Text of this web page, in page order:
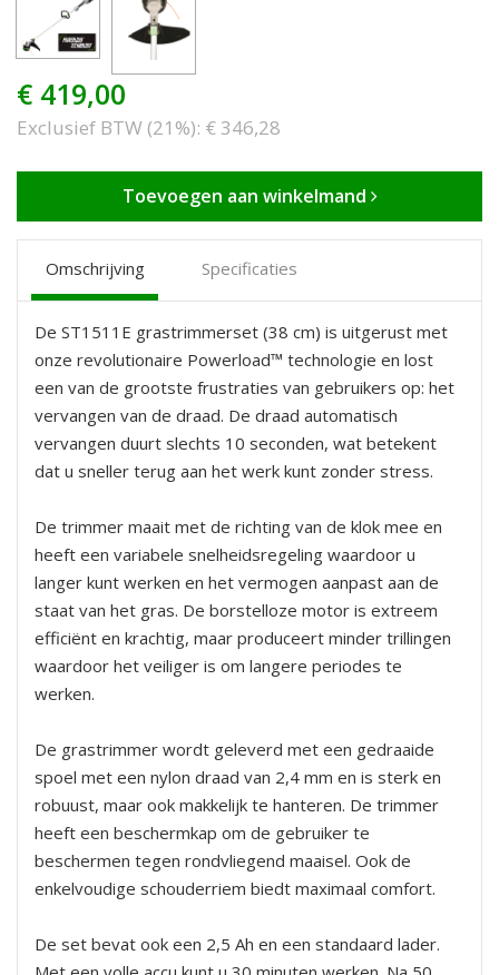
€ 419,00
Exclusief BTW (21%): € 346,28
Toevoegen aan winkelmand
Omschrijving Specificaties
De ST1511E grastrimmerset (38 cm) is uitgerust met
onze revolutionaire Powerload™ technologie en lost
een van de grootste frustraties van gebruikers op: het
vervangen van de draad. De draad automatisch
vervangen duurt slechts 10 seconden, wat betekent
dat u sneller terug aan het werk kunt zonder stress.
De trimmer maait met de richting van de klok mee en
heeft een variabele snelheidsregeling waardoor u
langer kunt werken en het vermogen aanpast aan de
staat van het gras. De borstelloze motor is extreem
efficiënt en krachtig, maar produceert minder trillingen
waardoor het veiliger is om langere periodes te
werken.
De grastrimmer wordt geleverd met een gedraaide
spoel met een nylon draad van 2,4 mm en is sterk en
robuust, maar ook makkelijk te hanteren. De trimmer
heeft een beschermkap om de gebruiker te
beschermen tegen rondvliegend maaisel. Ook de
enkelvoudige schouderriem biedt maximaal comfort.
De set bevat ook een 2,5 Ah en een standaard lader.